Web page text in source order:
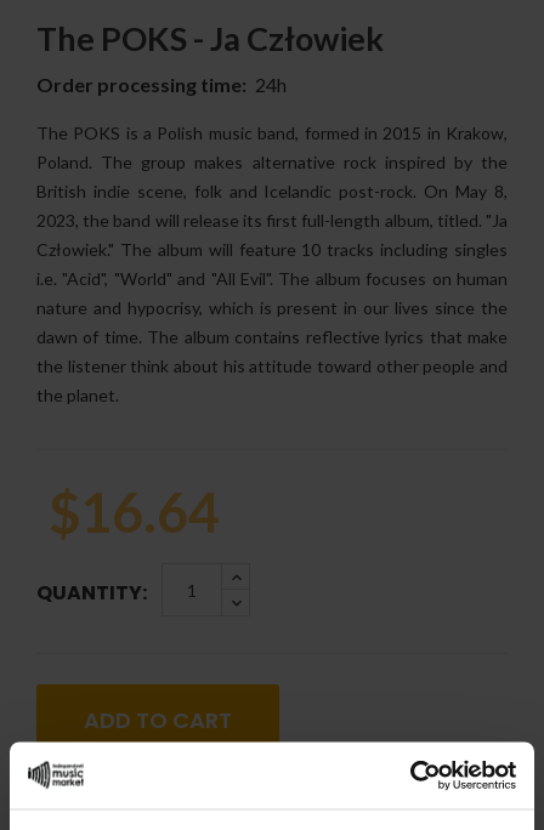
The POKS - Ja Człowiek
Order processing time: 24h
The POKS is a Polish music band, formed in 2015 in Krakow,
Poland. The group makes alternative rock inspired by the
British indie scene, folk and Icelandic post-rock. On May 8,
2023, the band will release its first full-length album, titled. "Ja
Człowiek." The album will feature 10 tracks including singles
i.e. "Acid", "World" and "All Evil". The album focuses on human
nature and hypocrisy, which is present in our lives since the
dawn of time. The album contains reflective lyrics that make
the listener think about his attitude toward other people and
the planet.
$16.64
QUANTITY:
ADD TO CART